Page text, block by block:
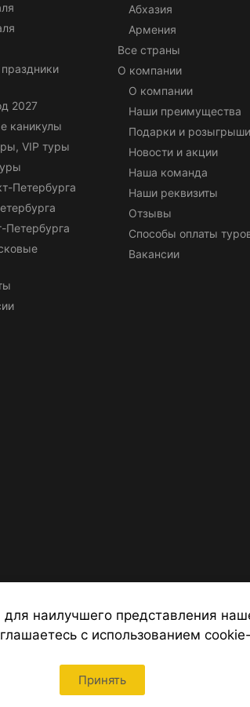
2027
каникулы
VIP туры
Петербурга
Петербурга
Абхазия
Армения
Все страны
О компании
О компании
Наши преимущества
Подарки и розыгрыши
Новости и акции
Наша команда
Наши реквизиты
Отзывы
Способы оплаты
Вакансии
официальный сайт
наилучшего представления
с использованием
Принять